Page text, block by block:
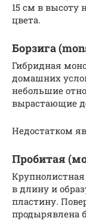
15 см в высоту
цвета.
Борзига
Гибридная
домашних
небольшие
вырастающие
Недостатком
Пробитая
в длину и
пластину.
продырявлена